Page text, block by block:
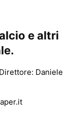
e altri
Daniele